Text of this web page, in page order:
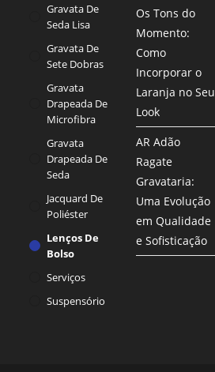
Gravata De
Seda Lisa
Gravata De
Sete Dobras
Gravata
Drapeada De
Microfibra
Gravata
Drapeada De
Seda
Jacquard De
Poliéster
Lenços De
Bolso
Serviços
Suspensório
Os Tons do
Momento:
Como
Incorporar o
Laranja no Seu
Look
AR Adão
Ragate
Gravataria:
Uma Evolução
em Qualidade
e Sofisticação